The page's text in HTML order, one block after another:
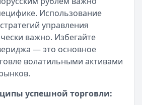
Использование
управления
важно. Избегайте
— это основное
волатильными активами
успешной торговли: